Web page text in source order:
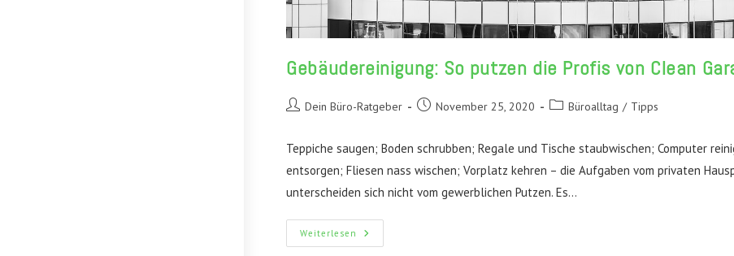
Gebäudereinigung: So putzen die Profis von Clean
Beitrags-Dein Büro-Ratgeber
BeitragNovember 25, 2020
Beitrags-
Büroalltag / Tipps
Teppiche saugen; Boden schrubben; Regale und Tische staubwischen; Computer
entsorgen; Fliesen nass wischen; Vorplatz kehren – die Aufgaben vom privaten
unterscheiden sich nicht vom gewerblichen Putzen. Es…
Weiterlesen Gebäudereinigung:
So